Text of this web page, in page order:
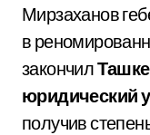
Мирзаханов
в
закончил
юридический
получив